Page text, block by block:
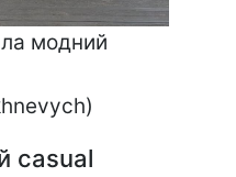
модний
casual